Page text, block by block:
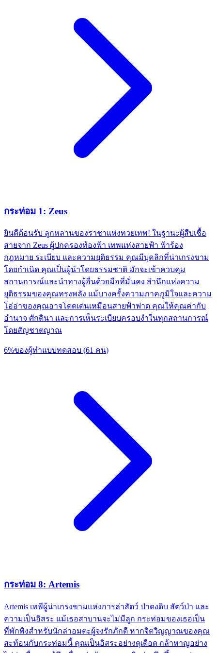
กระท่อม 1: Zeus
ยินดีต้อนรับ ลูกหลานของราชาแห่งทวยเทพ! ในฐานะผู้สืบเชื้อ
สายจาก Zeus ผู้ปกครองท้องฟ้า เทพแห่งสายฟ้า ฟ้าร้อง
กฎหมาย ระเบียบ และความยุติธรรม คุณมีบุคลิกที่น่าเกรงขาม
โดยกำเนิด คุณเป็นผู้นำโดยธรรมชาติ มักจะเข้าควบคุม
สถานการณ์และนำทางผู้อื่นด้วยมือที่มั่นคง สำนึกแห่งความ
ยุติธรรมของคุณทรงพลัง แม้บางครั้งความภาคภูมิใจและความ
โอ่อ่าของคุณอาจโดดเด่นเหมือนสายฟ้าฟาด คุณให้คุณค่ากับ
อำนาจ ศักดินา และการเห็นระเบียบครอบงำในทุกสถานการณ์
โดยสัญชาตญาณ
6%ของผู้ทำแบบทดสอบ (61 คน)
กระท่อม 8: Artemis
Artemis เทพีผู้น่าเกรงขามแห่งการล่าสัตว์ ป่าดงดิบ สัตว์ป่า และ
ความเป็นอิสระ แม้เธอสาบานจะไม่มีลูก กระท่อมของเธอเป็น
ที่พักพิงสำหรับนักล่าอมตะผู้จงรักภักดี หากจิตวิญญาณของคุณ
สะท้อนกับกระท่อมนี้ คุณเป็นอิสระอย่างดุเดือด กล้าหาญอย่าง